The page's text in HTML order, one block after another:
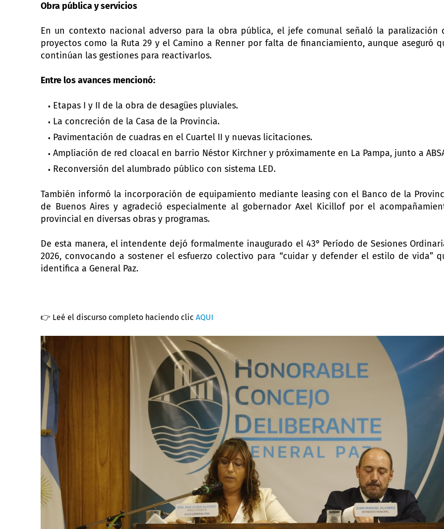
Obra pública y servicios
En un contexto nacional adverso para la obra pública, el jefe comunal señaló la paralización
proyectos como la Ruta 29 y el Camino a Renner por falta de financiamiento, aunque aseguró
continúan las gestiones para reactivarlos.
Entre los avances mencionó:
Etapas I y II de la obra de desagües pluviales.
La concreción de la Casa de la Provincia.
Pavimentación de cuadras en el Cuartel II y nuevas licitaciones.
Ampliación de red cloacal en barrio Néstor Kirchner y próximamente en La Pampa, junto a
Reconversión del alumbrado público con sistema LED.
También informó la incorporación de equipamiento mediante leasing con el Banco de la
de Buenos Aires y agradeció especialmente al gobernador Axel Kicillof por el
provincial en diversas obras y programas.
De esta manera, el intendente dejó formalmente inaugurado el 43° Período de Sesiones
2026, convocando a sostener el esfuerzo colectivo para “cuidar y defender el estilo de vida”
identifica a General Paz.
👉 Leé el discurso completo haciendo clic AQUI